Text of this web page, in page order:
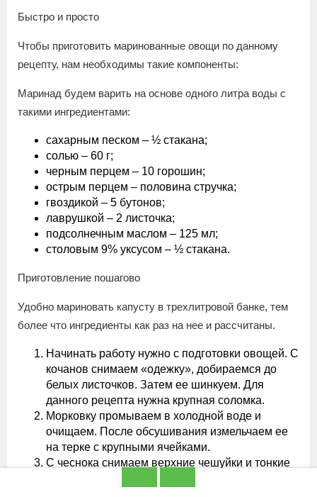
Быстро и просто
Чтобы приготовить маринованные овощи по данному
рецепту, нам необходимы такие компоненты:
Маринад будем варить на основе одного литра воды с
такими ингредиентами:
сахарным песком – ½ стакана;
солью – 60 г;
черным перцем – 10 горошин;
острым перцем – половина стручка;
гвоздикой – 5 бутонов;
лаврушкой – 2 листочка;
подсолнечным маслом – 125 мл;
столовым 9% уксусом – ½ стакана.
Приготовление пошагово
Удобно мариновать капусту в трехлитровой банке, тем
более что ингредиенты как раз на нее и рассчитаны.
Начинать работу нужно с подготовки овощей. С
кочанов снимаем «одежку», добираемся до
белых листочков. Затем ее шинкуем. Для
данного рецепта нужна крупная соломка.
Морковку промываем в холодной воде и
очищаем. После обсушивания измельчаем ее
на терке с крупными ячейками.
С чеснока снимаем верхние чешуйки и тонкие